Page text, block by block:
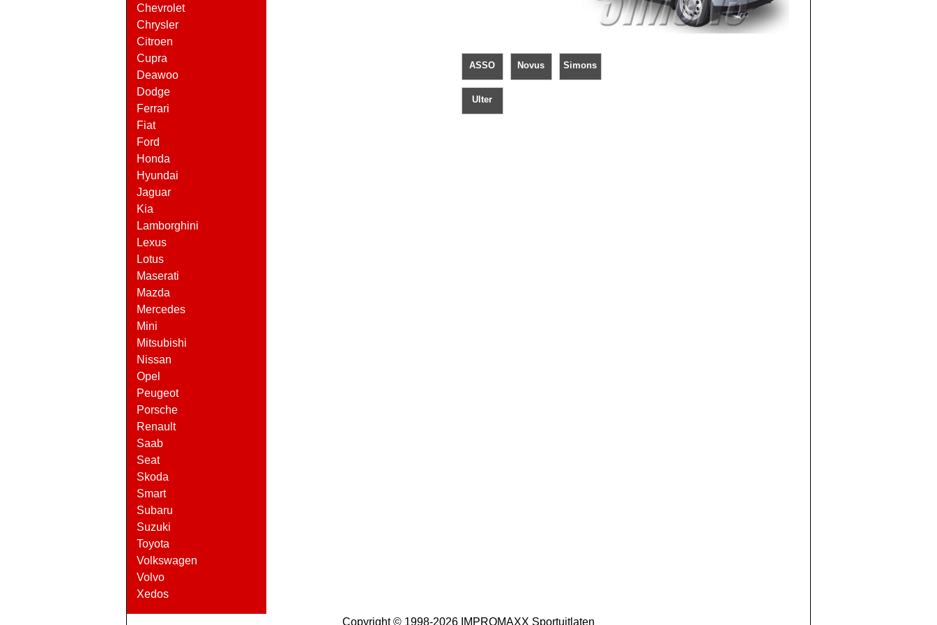
Chevrolet
Chrysler
Citroen
Cupra
Deawoo
Dodge
Ferrari
Fiat
Ford
Honda
Hyundai
Jaguar
Kia
Lamborghini
Lexus
Lotus
Maserati
Mazda
Mercedes
Mini
Mitsubishi
Nissan
Opel
Peugeot
Porsche
Renault
Saab
Seat
Skoda
Smart
Subaru
Suzuki
Toyota
Volkswagen
Volvo
Xedos
ASSO Novus Simons
Ulter
Copyright © 1998-2026 IMPROMAXX Sportuitlaten